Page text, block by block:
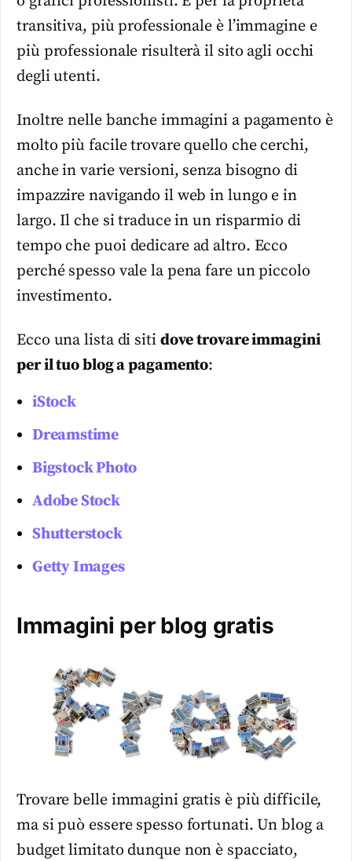
transitiva, più professionale è l’immagine e
più professionale risulterà il sito agli occhi
degli utenti.
Inoltre nelle banche immagini a pagamento è
molto più facile trovare quello che cerchi,
anche in varie versioni, senza bisogno di
impazzire navigando il web in lungo e in
largo. Il che si traduce in un risparmio di
tempo che puoi dedicare ad altro. Ecco
perché spesso vale la pena fare un piccolo
investimento.
Ecco una lista di siti dove trovare immagini
per il tuo blog a pagamento:
iStock
Dreamstime
Bigstock Photo
Adobe Stock
Shutterstock
Getty Images
Immagini per blog gratis
Trovare belle immagini gratis è più difficile,
ma si può essere spesso fortunati. Un blog a
budget limitato dunque non è spacciato,